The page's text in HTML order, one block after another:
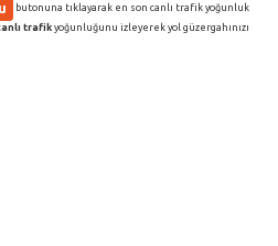
butonuna tıklayarak en son canlı trafik yoğunluk
trafik yoğunluğunu izleyerek yol güzergahınızı